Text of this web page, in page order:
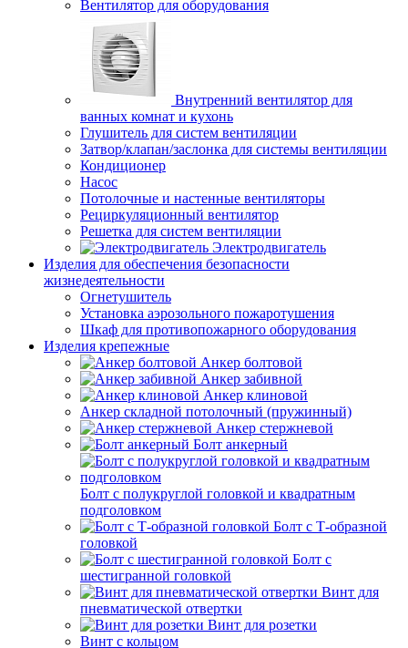
Вентилятор для оборудования
Внутренний вентилятор для
ванных комнат и кухонь
Глушитель для систем вентиляции
Затвор/клапан/заслонка для системы вентиляции
Кондиционер
Насос
Потолочные и настенные вентиляторы
Рециркуляционный вентилятор
Решетка для систем вентиляции
Электродвигатель
Изделия для обеспечения безопасности
жизнедеятельности
Огнетушитель
Установка аэрозольного пожаротушения
Шкаф для противопожарного оборудования
Изделия крепежные
Анкер болтовой
Анкер забивной
Анкер клиновой
Анкер складной потолочный (пружинный)
Анкер стержневой
Болт анкерный
Болт с полукруглой головкой и квадратным
подголовком
Болт с Т-образной
головкой
Болт с
шестигранной головкой
Винт для
пневматической отвертки
Винт для розетки
Винт с кольцом